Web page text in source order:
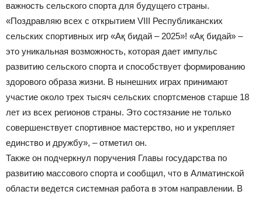
важность сельского спорта для будущего страны.
«Поздравляю всех с открытием VIII Республиканских
сельских спортивных игр «Ақ бидай – 2025»! «Ақ бидай» –
это уникальная возможность, которая дает импульс
развитию сельского спорта и способствует формированию
здорового образа жизни. В нынешних играх принимают
участие около трех тысяч сельских спортсменов старше 18
лет из всех регионов страны. Это состязание не только
совершенствует спортивное мастерство, но и укрепляет
единство и дружбу», – отметил он.
Также он подчеркнул поручения Главы государства по
развитию массового спорта и сообщил, что в Алматинской
области ведется системная работа в этом направлении. В